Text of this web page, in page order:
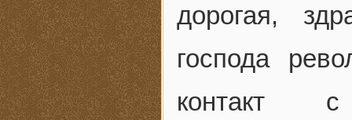
дорогая,
господа
контакт с